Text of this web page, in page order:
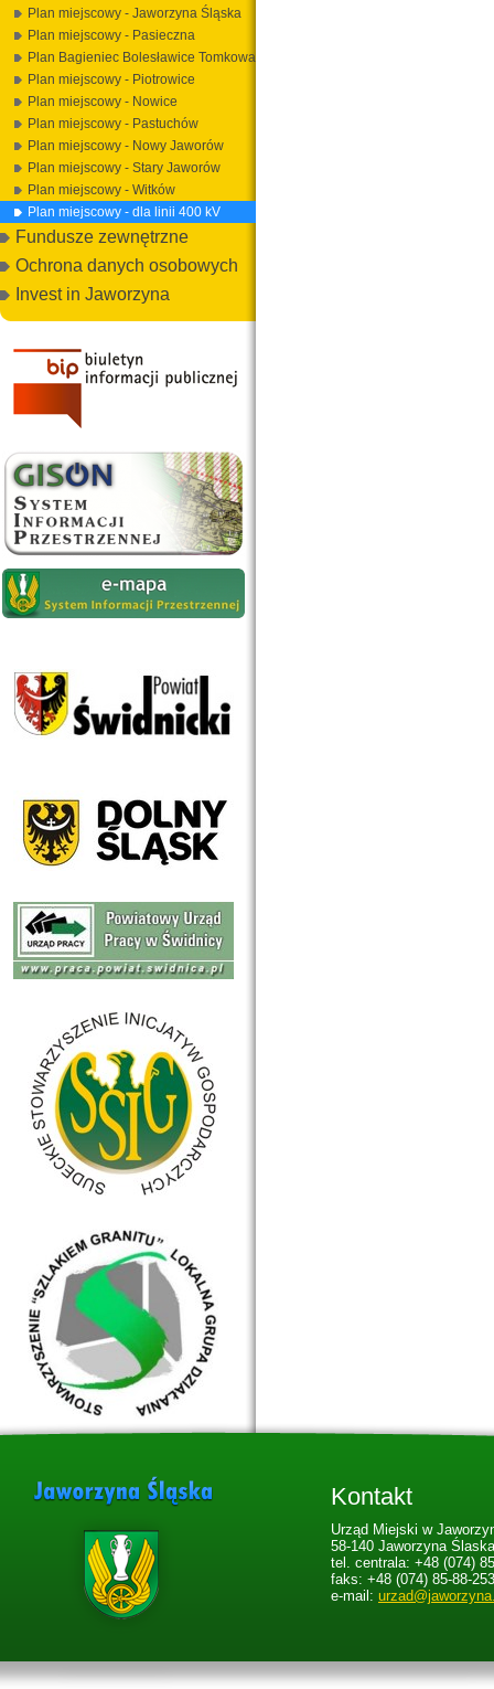
Plan miejscowy - Jaworzyna Śląska
Plan miejscowy - Pasieczna
Plan Bagieniec Bolesławice Tomkowa
Plan miejscowy - Piotrowice
Plan miejscowy - Nowice
Plan miejscowy - Pastuchów
Plan miejscowy - Nowy Jaworów
Plan miejscowy - Stary Jaworów
Plan miejscowy - Witków
Plan miejscowy - dla linii 400 kV
Fundusze zewnętrzne
Ochrona danych osobowych
Invest in Jaworzyna
Kontakt
Urząd Miejski w
58-140 Jaworzyna
tel. centrala: +48 (074)
faks: +48 (074) 85-88-253
e-mail: